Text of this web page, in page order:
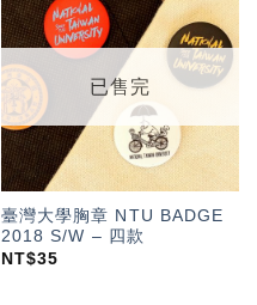
加入
「願
望輕
單」
已售完
臺灣大學胸章 NTU BADGE
2018 S/W – 四款
NT$35